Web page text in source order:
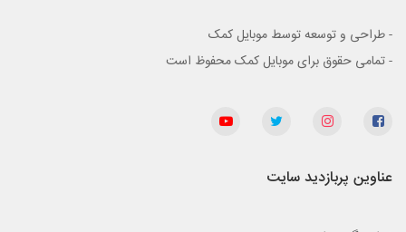
- طراحی و توسعه توسط موبایل کمک
- تمامی حقوق برای موبایل کمک محفوظ است
عناوین پربازدید سایت